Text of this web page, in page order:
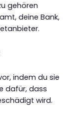
gehören
deine Bank,
indem du sie
dafür, dass
wird.